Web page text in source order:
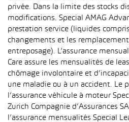
privée. Dans la limite des stocks
modifications. Special AMAG
prestation service (liquides
changements et les
entreposage). L’assurance
Care assure les mensualités de
chômage involontaire et
une maladie ou à un accident. Le
l’assurance véhicule à moteur
Zurich Compagnie d’Assurances
l’assurance mensualités Special